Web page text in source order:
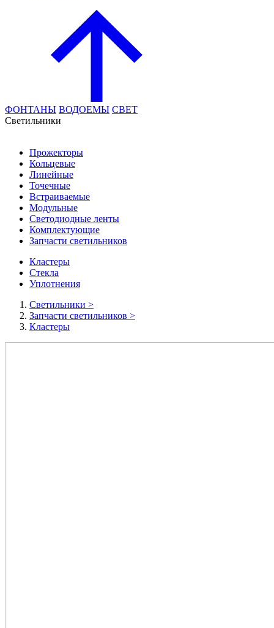
ФОНТАНЫ ВОДОЕМЫ СВЕТ
Cветильники
Прожекторы
Кольцевые
Линейные
Точечные
Встраиваемые
Модульные
Светодиодные ленты
Комплектующие
Запчасти светильников
Кластеры
Стекла
Уплотнения
Cветильники >
Запчасти светильников >
Кластеры